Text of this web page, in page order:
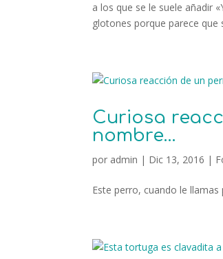
a los que se le suele añadir
glotones porque parece que
Curiosa
nombre…
por admin | Dic 13, 2016 |
Este perro, cuando le